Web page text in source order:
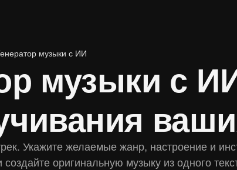
музыки с ИИ
музыки с
Укажите желаемые жанр, настроение и
оригинальную музыку из одного